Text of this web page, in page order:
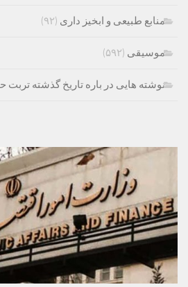
منابع طبیعی و ابخیز داری (۹۲)
موسیقی (۵۹۲)
نوشته هایی در باره تاریخ گذشته تربت